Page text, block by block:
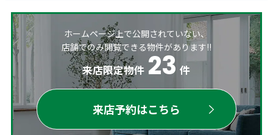
ホームページ上で公開されていない、
店舗でのみ閲覧できる物件があります!!
来店限定物件 23 件
来店予約はこちら